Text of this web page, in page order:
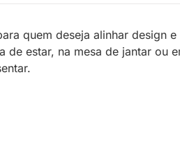
quem deseja alinhar design
estar, na mesa de jantar ou